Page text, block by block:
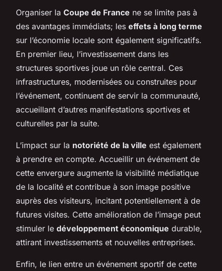
Organiser la Coupe de France ne se limite pas à
des avantages immédiats; les effets à long terme
sur l’économie locale sont également significatifs.
En premier lieu, l’investissement dans les
structures sportives joue un rôle central. Ces
infrastructures, modernisées ou construites pour
l’événement, continuent de servir la communauté,
accueillant d’autres manifestations sportives et
culturelles par la suite.
L’impact sur la notoriété de la ville est également
à prendre en compte. Accueillir un événement de
cette envergure augmente la visibilité médiatique
de la localité et contribue à son image positive
auprès des visiteurs, incitant potentiellement à de
futures visites. Cette amélioration de l’image peut
stimuler le développement économique durable,
attirant investissements et nouvelles entreprises.
Enfin, le lien entre un événement sportif de cette